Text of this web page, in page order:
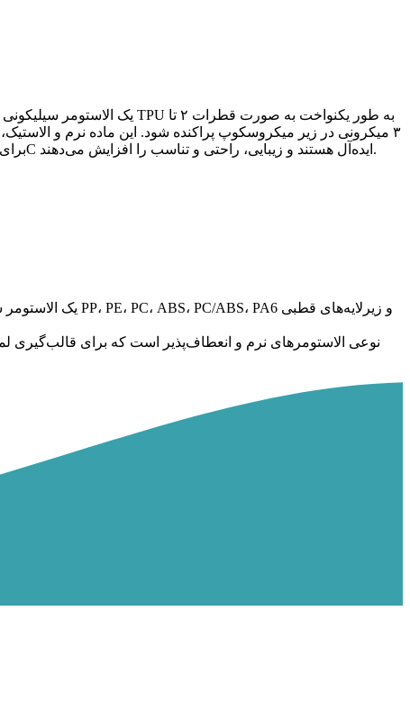
۳ میکرونی در زیر میکروسکوپ پراکنده شود. این ماده نرم و
سفارشی در محدوده سختی ۲۵ تا ۹۰ shore A با ویژگی‌های خاص موجود است. مواد قالب‌گیری Si-TPV برای کاربرد در محصولات الکترونیکی ۳C ایده‌آل هستند و زیبایی، راحتی و تناسب را افزایش می‌دهند.